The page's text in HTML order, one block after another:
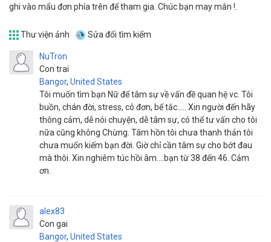
ghi vào mẩu đơn phía trên để tham gia. Chúc bạn may mắn !.
Thư viện ảnh Sửa đổi tìm kiếm
NuTron
Con trai
Bangor, United States
Tôi muốn tìm bạn Nữ để tâm sự về vấn đề quan hệ vc. Tôi
buồn, chán đời, stress, cô đơn, bế tắc..... Xin người đến hãy
thông cảm, dễ nói chuyện, dễ tâm sự, có thể tư vấn cho tôi
nữa cũng không Chừng. Tâm hồn tôi chưa thanh thản tôi
chưa muốn kiếm bạn đời. Giờ chỉ cần tâm sự cho bớt đau
mà thôi. Xin nghiêm túc hồi âm....bạn từ 38 đến 46. Cảm
ơn.
alex83
Con gai
Bangor, United States